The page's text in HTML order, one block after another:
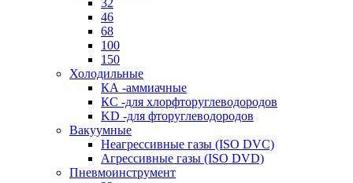
32
46
68
100
150
Холодильные
КА -аммиачные
КС -для хлорфторуглеводородов
KD -для фторуглеводородов
Вакуумные
Неагрессивные газы (ISO DVC)
Агрессивные газы (ISO DVD)
Пневмоинструмент